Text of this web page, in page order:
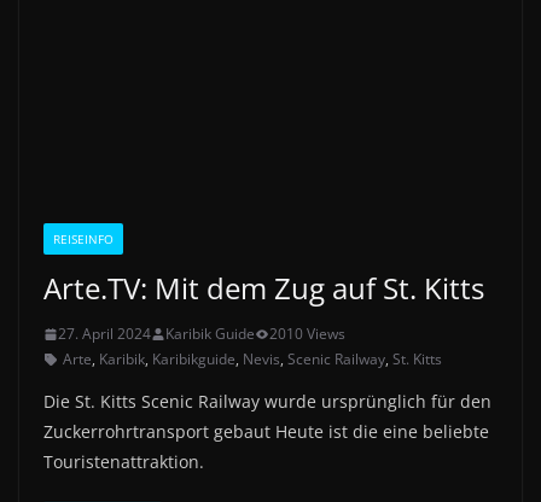
REISEINFO
Arte.TV: Mit dem Zug auf St. Kitts
27. April 2024 Karibik Guide
2010 Views
Arte, Karibik, Karibikguide, Nevis, Scenic Railway, St. Kitts
Die St. Kitts Scenic Railway wurde ursprünglich für den
Zuckerrohrtransport gebaut Heute ist die eine beliebte
Touristenattraktion.